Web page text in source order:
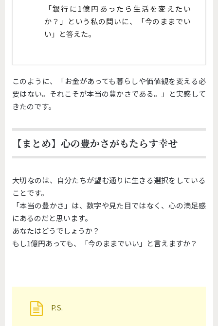
「銀行に1億円あったら生活を変えたい
か？」という私の問いに、「今のままでい
い」と答えた。
このように、「お金があっても暮らしや価値観を変える必
要はない。それこそが本当の豊かさである。」と実感して
きたのです。
【まとめ】心の豊かさがもたらす幸せ
大切なのは、
自分たちが望む通りに生きる選択をしている
ことです。
「本当の豊かさ」は、数字や見た目ではなく、心の満足感
にあるのだと思います。
あなたはどうでしょうか？
もし1億円あっても、「今のままでいい」と言えますか？
P.S.